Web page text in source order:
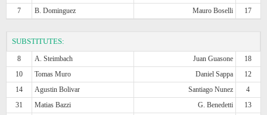
7
B. Dominguez Mauro Boselli 17
SUBSTITUTES:
8 A. Steimbach Juan Guasone
18
10
Tomas Muro Daniel Sappa
12
14
Agustin Bolivar Santiago Nunez
4
31
Matias Bazzi G. Benedetti
13